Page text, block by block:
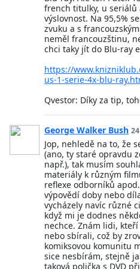
french titulky, u
výslovnost. Na 95,5%
zvuku a s
neměl francouzštinu,
chci taky jít do Blu-ray
https://
us-1-serie-4x-blu-
Qvestor: Díky za tip,
George Walker Bush
Jop, nehledě na to, že
(ano, ty staré opravdu
např.), tak musím
materiály k různým
reflexe odborníků
výpovědí doby nebo
vycházely navíc různé
když mi je dodnes
nechce. Znám lidi,
nebo sbírali, což by
komiksovou komunitu
sice nesbírám, stejně
taková polička s DVD